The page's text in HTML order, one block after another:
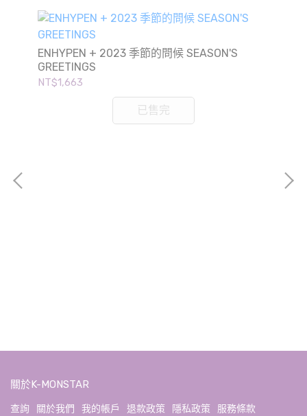
ENHYPEN + 2023 季節的問候 SEASON'S
GREETINGS
NT$1,663
已售完
關於K-MONSTAR
查詢 關於我們 我的帳戶 退款政策 隱私政策 服務條款